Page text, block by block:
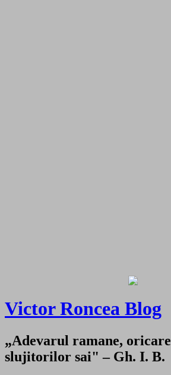
Victor Roncea Blog
„Adevarul ramane,
slujitorilor sai" – Gh. I. B.